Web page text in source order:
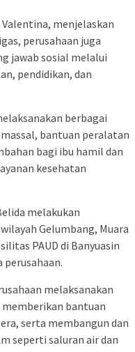
menjelaskan
perusahaan juga
jawab sosial melalui
pendidikan, dan
berbagai
bantuan peralatan
bagi ibu hamil dan
kesehatan
melakukan
Gelumbang, Muara
PAUD di Banyuasin
perusahaan.
melaksanakan
memberikan bantuan
serta membangun dan
seperti saluran air dan